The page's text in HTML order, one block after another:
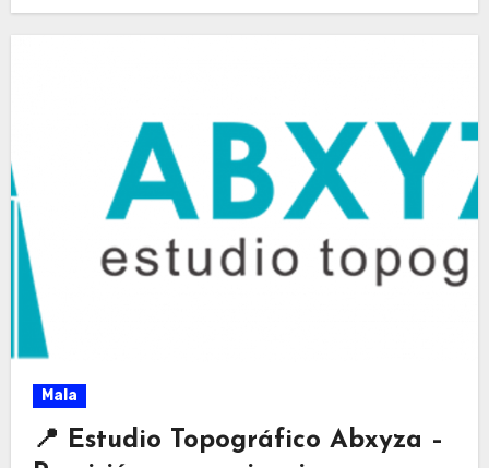
Mala
📍 Estudio Topográfico Abxyza –